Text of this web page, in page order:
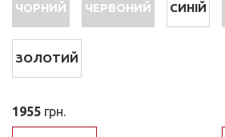
ЧОРНИЙ ЧЕРВОНИЙ СИНІЙ
ЗОЛОТИЙ
1955 грн.